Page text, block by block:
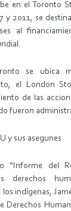
en el Toronto
y 2011, se
al
se ubica
el London
de las
fueron
y sus asegunes
“Informe del
derechos
indíge­nas,
Derechos